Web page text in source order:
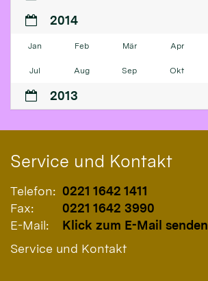
2014
Jan Feb Mär Apr
Jul Aug Sep Okt
2013
Service und Kontakt
Telefon: 0221 1642 1411
Fax:
0221 1642 3990
E-Mail:
Klick zum E-Mail senden
Service und Kontakt